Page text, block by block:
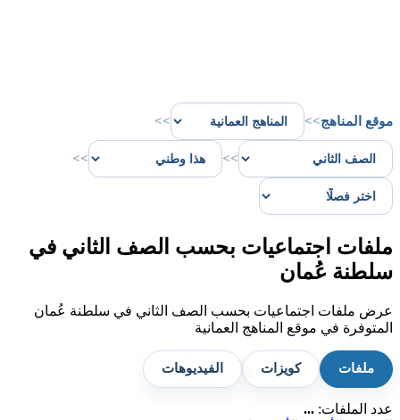
موقع المناهج>>
>>
>>
>>
ملفات اجتماعيات بحسب الصف الثاني في
سلطنة عُمان
عرض ملفات اجتماعيات بحسب الصف الثاني في سلطنة عُمان
المتوفرة في موقع المناهج العمانية
ملفات كويزات الفيديوهات
عدد الملفات: ...